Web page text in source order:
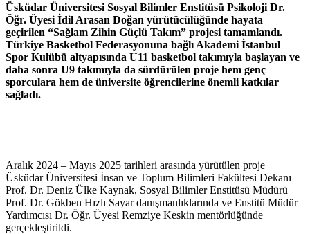
Üsküdar Üniversitesi Sosyal Bilimler Enstitüsü Psikoloji Dr.
Öğr. Üyesi İdil Arasan Doğan yürütücülüğünde hayata
geçirilen “Sağlam Zihin Güçlü Takım” projesi tamamlandı.
Türkiye Basketbol Federasyonuna bağlı Akademi İstanbul
Spor Kulübü altyapısında U11 basketbol takımıyla başlayan ve
daha sonra U9 takımıyla da sürdürülen proje hem genç
sporculara hem de üniversite öğrencilerine önemli katkılar
sağladı.
Aralık 2024 – Mayıs 2025 tarihleri arasında yürütülen proje
Üsküdar Üniversitesi İnsan ve Toplum Bilimleri Fakültesi Dekanı
Prof. Dr. Deniz Ülke Kaynak, Sosyal Bilimler Enstitüsü Müdürü
Prof. Dr. Gökben Hızlı Sayar danışmanlıklarında ve Enstitü Müdür
Yardımcısı Dr. Öğr. Üyesi Remziye Keskin mentörlüğünde
gerçekleştirildi.